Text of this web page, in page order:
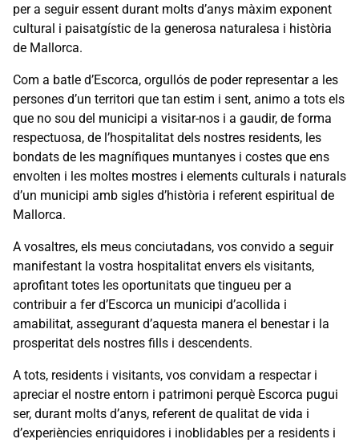
per a seguir essent durant molts d’anys màxim exponent
cultural i paisatgístic de la generosa naturalesa i història
de Mallorca.
Com a batle d’Escorca, orgullós de poder representar a les
persones d’un territori que tan estim i sent, animo a tots els
que no sou del municipi a visitar-nos i a gaudir, de forma
respectuosa, de l’hospitalitat dels nostres residents, les
bondats de les magnífiques muntanyes i costes que ens
envolten i les moltes mostres i elements culturals i naturals
d’un municipi amb sigles d’història i referent espiritual de
Mallorca.
A vosaltres, els meus conciutadans, vos convido a seguir
manifestant la vostra hospitalitat envers els visitants,
aprofitant totes les oportunitats que tingueu per a
contribuir a fer d’Escorca un municipi d’acollida i
amabilitat, assegurant d’aquesta manera el benestar i la
prosperitat dels nostres fills i descendents.
A tots, residents i visitants, vos convidam a respectar i
apreciar el nostre entorn i patrimoni perquè Escorca pugui
ser, durant molts d’anys, referent de qualitat de vida i
d’experiències enriquidores i inoblidables per a residents i